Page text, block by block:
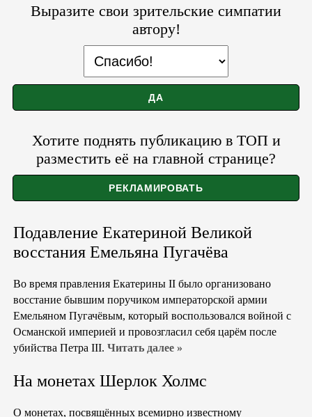
Выразите свои зрительские симпатии
автору!
Хотите поднять публикацию в ТОП и
разместить её на главной странице?
Подавление Екатериной Великой
восстания Емельяна Пугачёва
Во время правления Екатерины II было организовано
восстание бывшим поручиком императорской армии
Емельяном Пугачёвым, который воспользовался войной с
Османской империей и провозгласил себя царём после
убийства Петра III. Читать далее »
На монетах Шерлок Холмс
О монетах, посвящённых всемирно известному